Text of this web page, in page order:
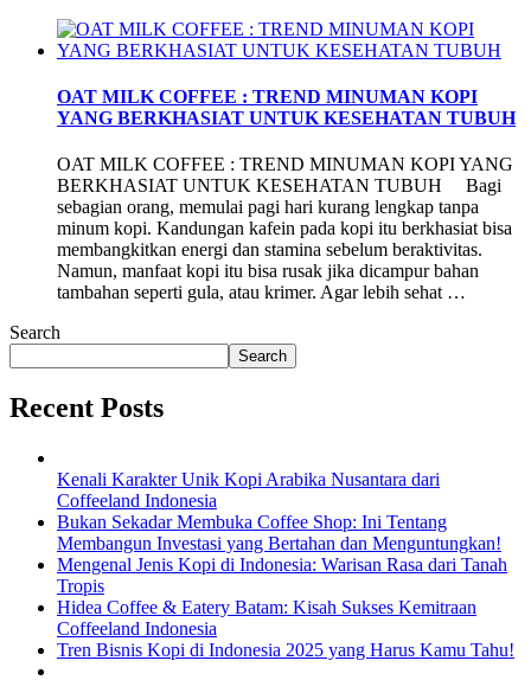
OAT MILK COFFEE : TREND MINUMAN KOPI
YANG BERKHASIAT UNTUK KESEHATAN TUBUH
OAT MILK COFFEE : TREND MINUMAN KOPI YANG
BERKHASIAT UNTUK KESEHATAN TUBUH Bagi
sebagian orang, memulai pagi hari kurang lengkap tanpa
minum kopi. Kandungan kafein pada kopi itu berkhasiat bisa
membangkitkan energi dan stamina sebelum beraktivitas.
Namun, manfaat kopi itu bisa rusak jika dicampur bahan
tambahan seperti gula, atau krimer. Agar lebih sehat …
Search
Search
Recent Posts
Kenali Karakter Unik Kopi Arabika Nusantara dari
Coffeeland Indonesia
Bukan Sekadar Membuka Coffee Shop: Ini Tentang
Membangun Investasi yang Bertahan dan Menguntungkan!
Mengenal Jenis Kopi di Indonesia: Warisan Rasa dari Tanah
Tropis
Hidea Coffee & Eatery Batam: Kisah Sukses Kemitraan
Coffeeland Indonesia
Tren Bisnis Kopi di Indonesia 2025 yang Harus Kamu Tahu!